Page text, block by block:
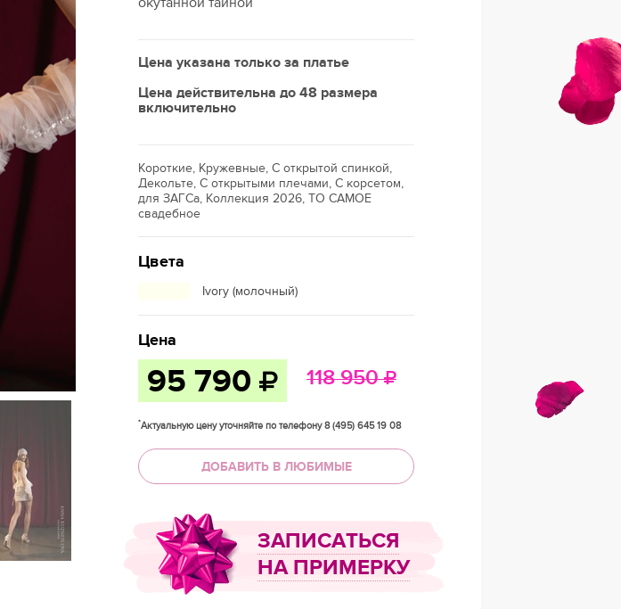
Цена указана только за платье
Цена действительна до 48 размера
включительно
Короткие, Кружевные, С открытой спинкой,
Декольте, С открытыми плечами, С корсетом,
для ЗАГСа, Коллекция 2026, ТО САМОЕ
свадебное
Цвета
Ivory (молочный)
Цена
95 790 118 950
*Актуальную цену уточняйте по телефону 8 (495) 645 19 08
ДОБАВИТЬ В ЛЮБИМЫЕ
ЗАПИСАТЬСЯ
НА ПРИМЕРКУ